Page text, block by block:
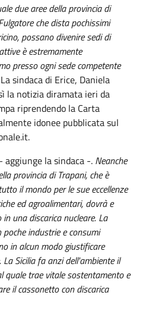
due aree della provincia di
che dista pochissimi
possano divenire sedi di
è estremamente
presso ogni sede competente
La sindaca di Erice, Daniela
la notizia diramata ieri da
riprendendo la Carta
idonee pubblicata sul
la sindaca -. Neanche
provincia di Trapani, che è
il mondo per le sue eccellenze
ed agroalimentari, dovrà e
una discarica nucleare. La
industrie e consumi
in alcun modo giustificare
Sicilia fa anzi dell'ambiente il
trae vitale sostentamento e
il cassonetto con discarica